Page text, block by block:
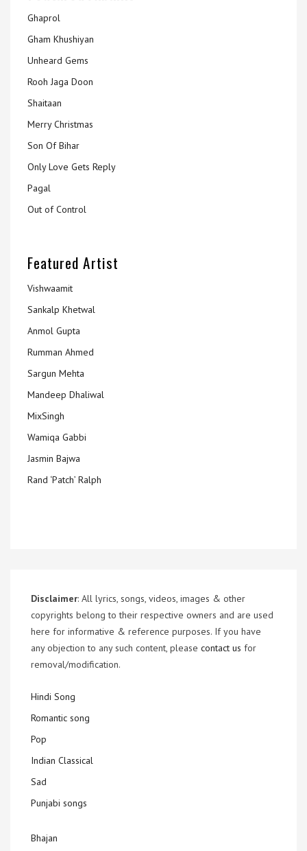
Ghaprol
Gham Khushiyan
Unheard Gems
Rooh Jaga Doon
Shaitaan
Merry Christmas
Son Of Bihar
Only Love Gets Reply
Pagal
Out of Control
Featured Artist
Vishwaamit
Sankalp Khetwal
Anmol Gupta
Rumman Ahmed
Sargun Mehta
Mandeep Dhaliwal
MixSingh
Wamiqa Gabbi
Jasmin Bajwa
Rand ‘Patch’ Ralph
Disclaimer: All lyrics, songs, videos, images & other
copyrights belong to their respective owners and are used
here for informative & reference purposes. If you have
any objection to any such content, please contact us for
removal/modification.
Hindi Song
Romantic song
Pop
Indian Classical
Sad
Punjabi songs
Bhajan